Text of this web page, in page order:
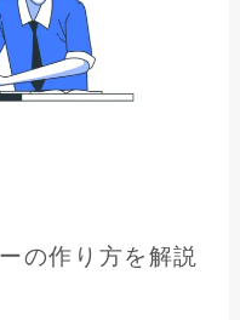
の作り方を解説